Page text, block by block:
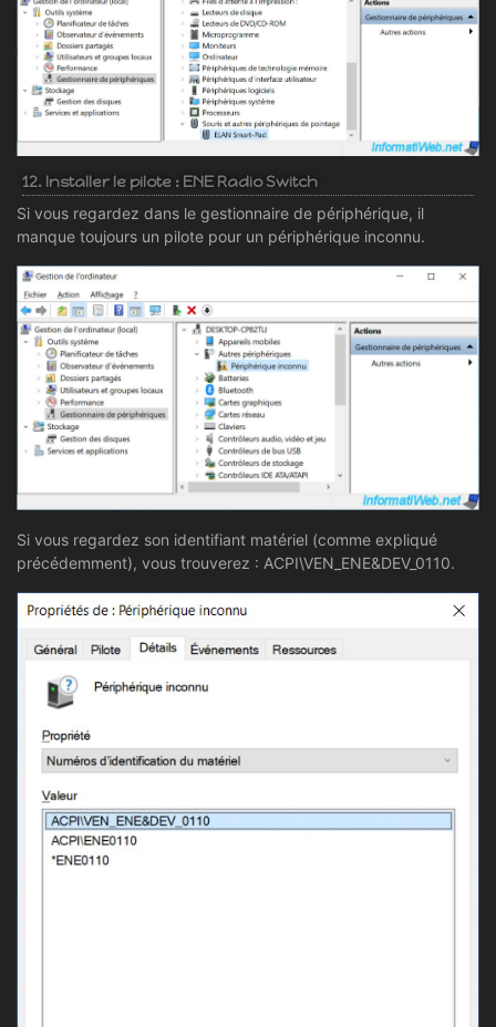
12. Installer le pilote : ENE Radio Switch
Si vous regardez dans le gestionnaire de périphérique, il
manque toujours un pilote pour un périphérique inconnu.
Si vous regardez son identifiant matériel (comme expliqué
précédemment), vous trouverez : ACPI\VEN_ENE&DEV_0110.